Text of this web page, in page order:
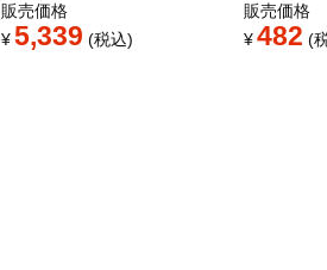
販売価格
¥ 5,339 税込
販売価格
¥482